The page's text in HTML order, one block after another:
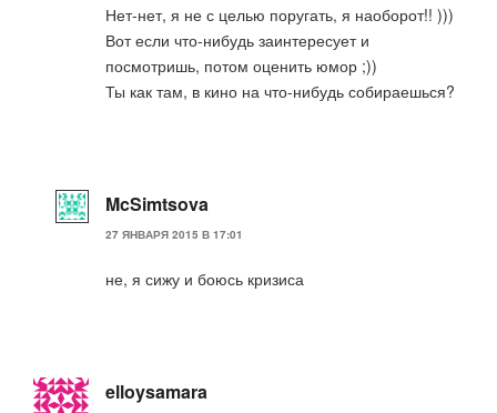
Нет-нет, я не с целью поругать, я наоборот!! )))
Вот если что-нибудь заинтересует и
посмотришь, потом оценить юмор ;))
Ты как там, в кино на что-нибудь собираешься?
McSimtsova
27 ЯНВАРЯ 2015 В 17:01
не, я сижу и боюсь кризиса
elloysamara